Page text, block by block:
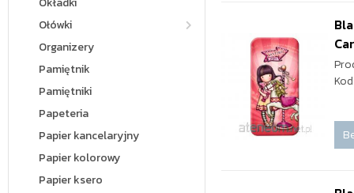
Ołówki
Organizery
Pamiętnik
Pamiętniki
Papeteria
Papier kancelaryjny
Papier kolorowy
Papier ksero